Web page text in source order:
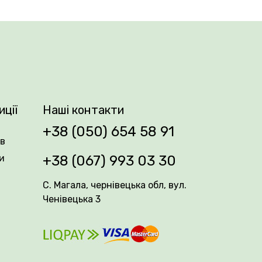
та прекрасно поєднується з
бути пухким, легким і родючим.
бульбу засипають майже повністю. У
Наші контакти
+38 (050) 654 58 91
+38 (067) 993 03 30
С. Магала, чернівецька обл, вул.
Ченівецька 3